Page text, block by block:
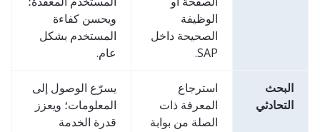
الوظيفة
الصحيحة داخل
SAP.
ويحسن كفاءة
المستخدم بشكل
عام.
البحث
التحادثي
استرجاع
المعرفة ذات
الصلة من بوابة
يسرّع الوصول إلى
المعلومات؛ ويعزز
قدرة الخدمة